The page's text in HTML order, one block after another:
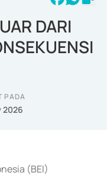
DARI
PADA
2026
(BEI)